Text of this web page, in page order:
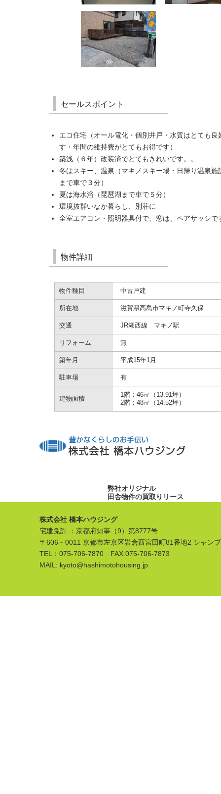
セールスポイント
エコ住宅（オール電化・個別井戸・水質はとても良
す・年間の維持費がとてもお得です）
築浅（６年）改装済でとてもきれいです。。
冬はスキー、 温泉（マキノスキー場・日帰り温泉施
まで車で３分）
夏は海水浴（琵琶湖まで車で５分）
環境抜群いなか暮らし、別荘に
全室エアコン・照明器具付で、窓は、ペアサッシで
物件詳細
物件種目 中古戸建
所在地 滋賀県高島市マキノ町寺久保
交通 JR湖西線 マキノ駅
リフォーム 無
築年月 平成15年1月
駐車場 有
建物面積
1階：46㎡（13.91坪）
2階：48㎡（14.52坪）
弊社オリジナル
田舎物件の買取りリース
株式会社 橋本ハウジング
宅建免許 ：京都府知事（9）第8777号
〒606－0011 京都市左京区岩倉西宮田町81番地2 シャン
TEL：075-706-7870 FAX:075-706-7873
MAIL: kyoto@hashimotohousing.jp